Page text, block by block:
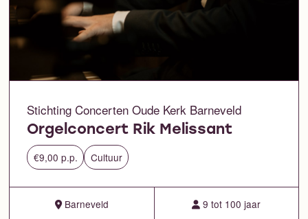
Stichting Concerten Oude Kerk Barneveld
Orgelconcert Rik Melissant
€9,00 p.p. Cultuur
Barneveld 9 tot 100 jaar